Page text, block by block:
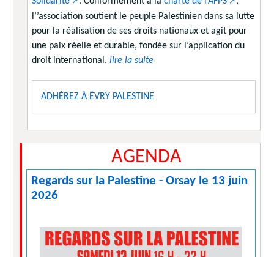
l’’association soutient le peuple Palestinien dans sa lutte
pour la réalisation de ses droits nationaux et agit pour
une paix réelle et durable, fondée sur l’application du
droit international. lire la suite
ADHÉREZ À ÉVRY PALESTINE
AGENDA
Regards sur la Palestine - Orsay le 13 juin
2026